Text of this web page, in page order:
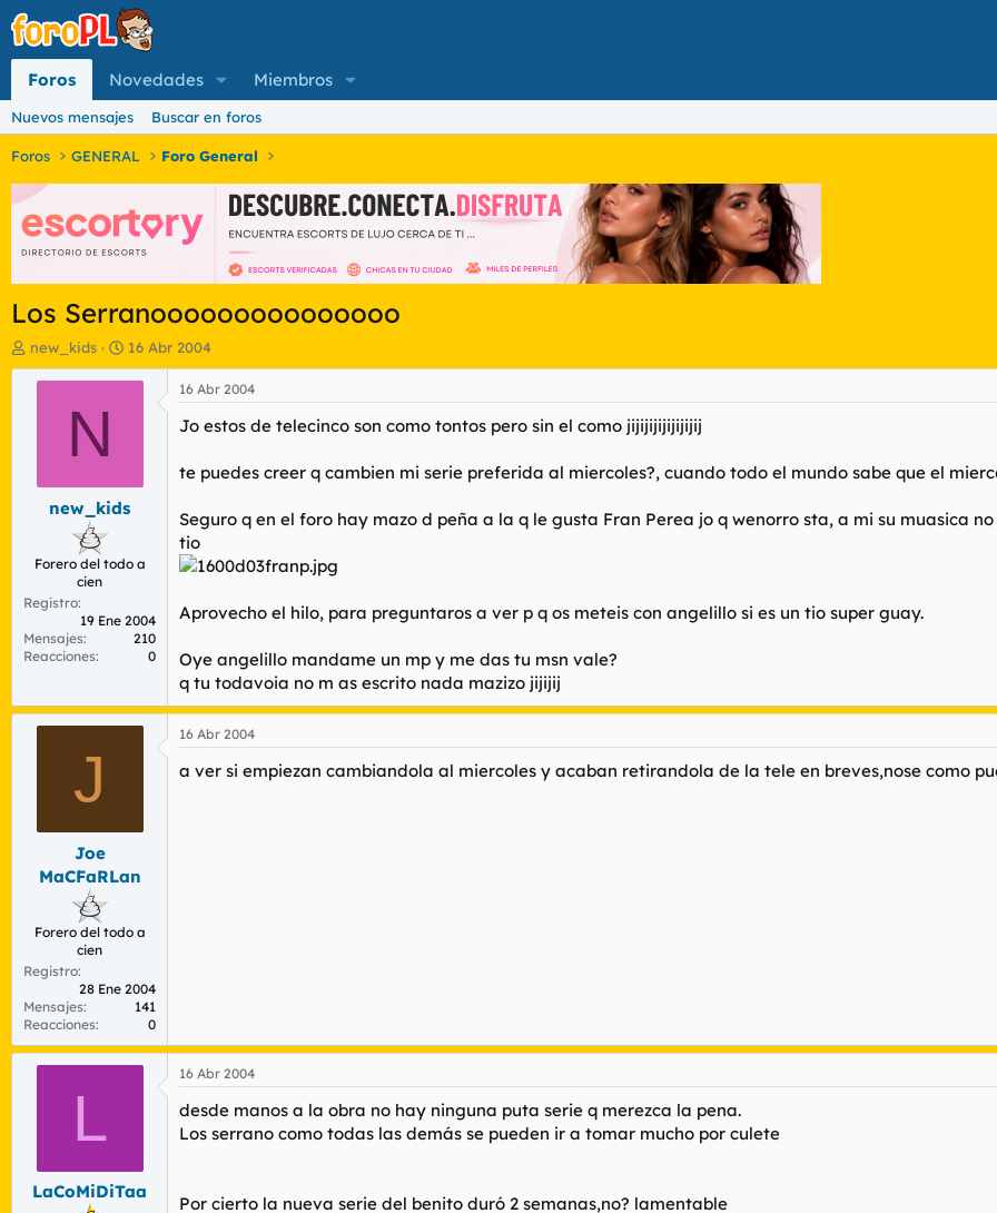
Foros Novedades Miembros
Nuevos mensajes Buscar en foros
Foros GENERAL Foro General
Los Serranooooooooooooooo
I
n
o
e
a
new_kids
F
e
c
i
n
i
16 Abr 2004
N
new_kids
Forero del todo a
cien
Registro
19 Ene 2004
Mensajes
210
Reacciones
0
16 Abr 2004
Jo estos de telecinco son como tontos pero sin el como jijijijijijijijij
te puedes creer q cambien mi serie preferida al miercoles?, cuando todo el mundo sabe que el
Seguro q en el foro hay mazo d peña a la q le gusta Fran Perea jo q wenorro sta, a mi su muasica
tio
Aprovecho el hilo, para preguntaros a ver p q os meteis con angelillo si es un tio super guay.
Oye angelillo mandame un mp y me das tu msn vale?
q tu todavoia no m as escrito nada mazizo jijijij
J
Joe
MaCFaRLan
Forero del todo a
cien
Registro
28 Ene 2004
Mensajes
141
Reacciones
0
16 Abr 2004
a ver si empiezan cambiandola al miercoles y acaban retirandola de la tele en breves,nose como
L
LaCoMiDiTaa
16 Abr 2004
desde manos a la obra no hay ninguna puta serie q merezca la pena.
Los serrano como todas las demás se pueden ir a tomar mucho por culete
Por cierto la nueva serie del benito duró 2 semanas,no? lamentable